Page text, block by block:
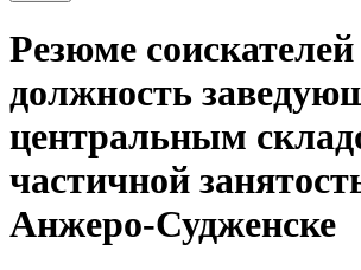
Резюме
должность
центральным
частичной
Анжеро-Судженске